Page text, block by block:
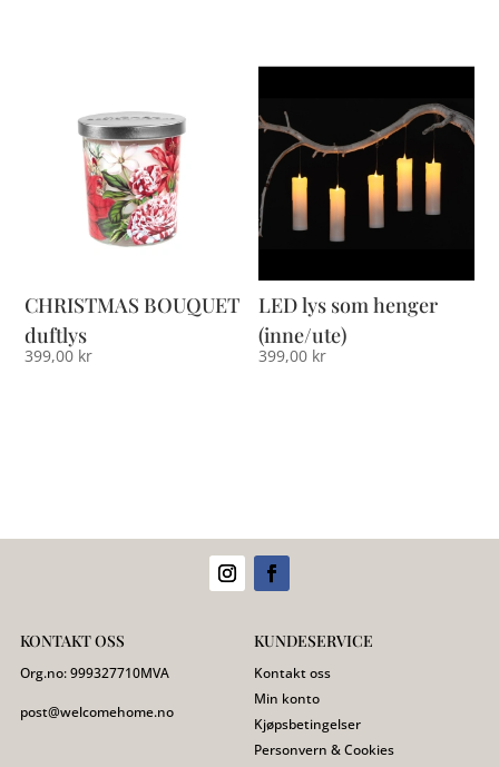
199,00 kr.99,00 kr.
CHRISTMAS BOUQUET
duftlys
399,00 kr
LED lys som henger
(inne/ute)
399,00 kr
KONTAKT OSS
Org.no:999327710MVA
post@welcomehome.no
KUNDESERVICE
Kontakt oss
Min konto
Kjøpsbetingelser
Personvern & Cookies